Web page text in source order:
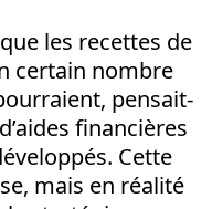
les recettes de
certain nombre
pensait-
financières
Cette
mais en réalité